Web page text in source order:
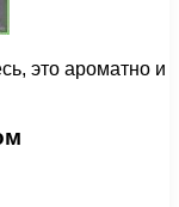
это ароматно и